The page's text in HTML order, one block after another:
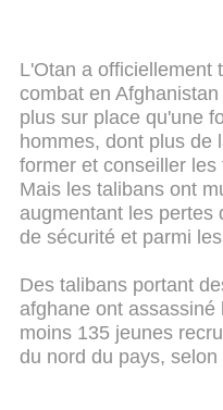
L'Otan a officiellement
combat en
plus sur place qu'une
hommes, dont plus de
former et conseiller
Mais les talibans ont
augmentant les pertes
de sécurité et parmi
Des talibans portant
afghane ont
moins 135 jeunes
du nord du pays,